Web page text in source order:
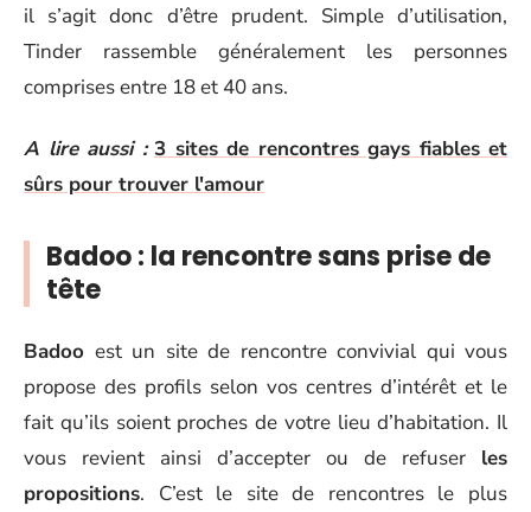
il s’agit donc d’être prudent. Simple d’utilisation,
Tinder rassemble généralement les personnes
comprises entre 18 et 40 ans.
A lire aussi : 3 sites de rencontres gays fiables et
sûrs pour trouver l'amour
Badoo : la rencontre sans prise de
tête
Badoo est un site de rencontre convivial qui vous
propose des profils selon vos centres d’intérêt et le
fait qu’ils soient proches de votre lieu d’habitation. Il
vous revient ainsi d’accepter ou de refuser les
propositions. C’est le site de rencontres le plus